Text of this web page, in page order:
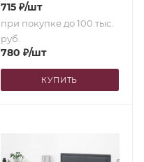
715₽/шт
при покупке до 100 тыс.
руб.
780 ₽/шт
КУПИТЬ